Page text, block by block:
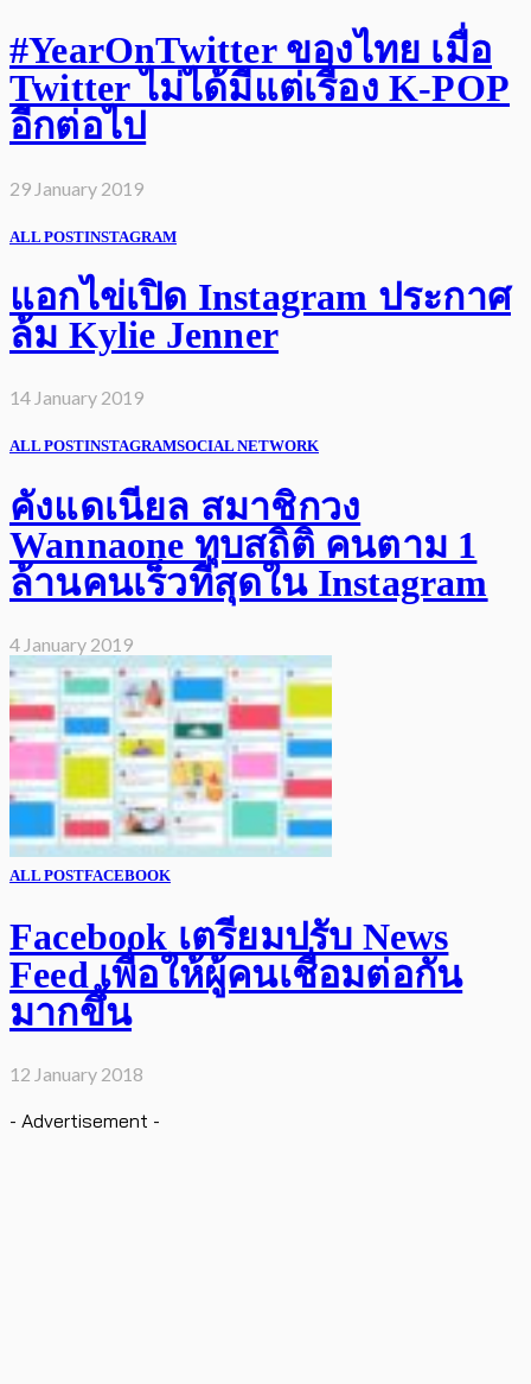
#YearOnTwitter ของไทย เมื่อ
Twitter ไม่ได้มีแต่เรื่อง K-POP
อีกต่อไป
29 January 2019
ALL POSTINSTAGRAM
แอกไข่เปิด Instagram ประกาศ
ล้ม Kylie Jenner
14 January 2019
ALL POSTINSTAGRAMSOCIAL NETWORK
คังแดเนียล สมาชิกวง
Wannaone ทุบสถิติ คนตาม 1
ล้านคนเร็วที่สุดใน Instagram
4 January 2019
ALL POSTFACEBOOK
Facebook เตรียมปรับ News
Feed เพื่อให้ผู้คนเชื่อมต่อกัน
มากขึ้น
12 January 2018
- Advertisement -